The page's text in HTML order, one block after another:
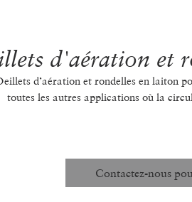
d'aération et
d’aération et rondelles en laiton
toutes les autres applications où la
Code :
#1 9/32’’
Contactez-nous